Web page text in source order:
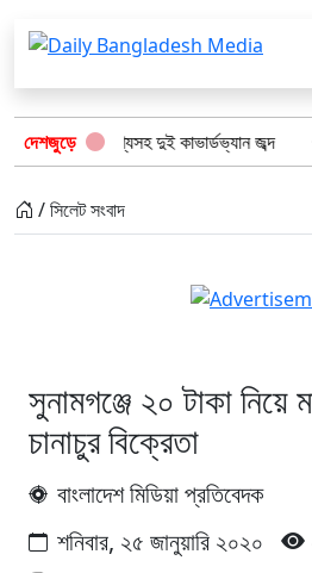
দেশজুড়ে
ভারতীয় পণ্যসহ দুই কাভার্ডভ্যান জব্দ
/ সিলেট সংবাদ
সুনামগঞ্জে ২০ টাকা নিয়ে
চানাচুর বিক্রেতা
বাংলাদেশ মিডিয়া প্রতিবেদক
শনিবার, ২৫ জানুয়ারি ২০২০